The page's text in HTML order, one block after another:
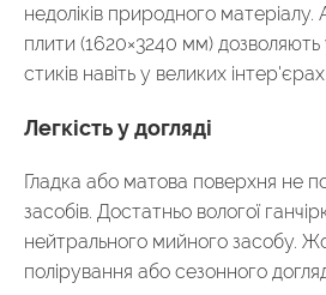
недоліків природного
плити (1620×3240 мм)
стиків навіть у великих інтер'єрах.
Легкість у догляді
Гладка або матова поверхня не
засобів. Достатньо вологої
нейтрального мийного засобу.
полірування або сезонного